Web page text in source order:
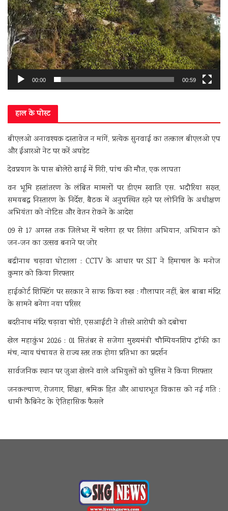
00:00 00:59
हाल के पोस्ट
बीएलओ अनावश्यक दस्तावेज न मांगें, प्रत्येक सुनवाई का तत्काल बीएलओ एप
और ईआरओ नेट पर करें अपडेट
देवप्रयाग के पास बोलेरो खाई में गिरी, पांच की मौत, एक लापता
वन भूमि हस्तांतरण के लंबित मामलों पर डीएम स्वाति एस. भदौरिया सख्त,
समयबद्ध निस्तारण के निर्देश, बैठक में अनुपस्थित रहने पर लोनिवि के अधीक्षण
अभियंता को नोटिस और वेतन रोकने के आदेश
09 से 17 अगस्त तक जिलेभर में चलेगा हर घर तिरंगा अभियान, अभियान को
जन-जन का उत्सव बनाने पर जोर
बद्रीनाथ चढ़ावा घोटाला : CCTV के आधार पर SIT ने हिमाचल के मनोज
कुमार को किया गिरफ्तार
हाईकोर्ट शिफ्टिंग पर सरकार ने साफ किया रुख : गौलापार नहीं, बेल बाबा मंदिर
के सामने बनेगा नया परिसर
बदरीनाथ मंदिर चढ़ावा चोरी, एसआईटी ने तीसरे आरोपी को दबोचा
खेल महाकुंभ 2026 : 01 सितंबर से सजेगा मुख्यमंत्री चौम्पियनशिप ट्रॉफी का
मंच, न्याय पंचायत से राज्य स्तर तक होगा प्रतिभा का प्रदर्शन
सार्वजनिक स्थान पर जुआ खेलने वाले अभियुक्तों को पुलिस ने किया गिरफ्तार
जनकल्याण, रोजगार, शिक्षा, श्रमिक हित और आधारभूत विकास को नई गति :
धामी कैबिनेट के ऐतिहासिक फैसले